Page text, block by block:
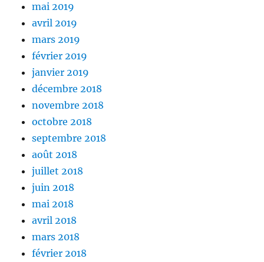
mai 2019
avril 2019
mars 2019
février 2019
janvier 2019
décembre 2018
novembre 2018
octobre 2018
septembre 2018
août 2018
juillet 2018
juin 2018
mai 2018
avril 2018
mars 2018
février 2018